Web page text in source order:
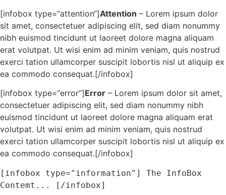
[infobox type=“attention“]Attention – Lorem ipsum dolor
sit amet, consectetuer adipiscing elit, sed diam nonummy
nibh euismod tincidunt ut laoreet dolore magna aliquam
erat volutpat. Ut wisi enim ad minim veniam, quis nostrud
exerci tation ullamcorper suscipit lobortis nisl ut aliquip ex
ea commodo consequat.[/infobox]
[infobox type=“error“]Error – Lorem ipsum dolor sit amet,
consectetuer adipiscing elit, sed diam nonummy nibh
euismod tincidunt ut laoreet dolore magna aliquam erat
volutpat. Ut wisi enim ad minim veniam, quis nostrud
exerci tation ullamcorper suscipit lobortis nisl ut aliquip ex
ea commodo consequat.[/infobox]
[infobox type="information"]
The InfoBox
Contemt...
[/infobox]